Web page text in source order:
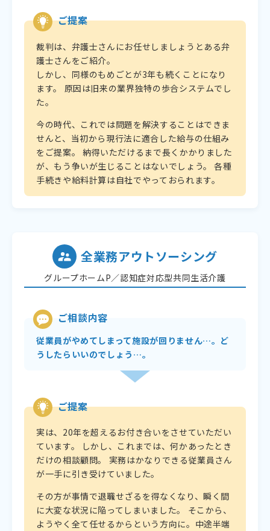
ご提案
裁判は、弁護士さんにお任せしましょうとある弁
護士さんをご紹介。
しかし、同様のもめごとが3年も続くことになり
ます。 原因は旧来の業界独特の歩合システムでし
た。
今の時代、これでは問題を解決することはできま
せんと、当初から現行法に適合した給与の仕組み
をご提案。 納得いただけるまで長くかかりました
が、もう争いが生じることはないでしょう。 各種
手続きや給料計算は自社でやっておられます。
全業務アウトソーシング
グループホームP／認知症対応型共同生活介護
ご相談内容
従業員がやめてしまって施設が回りません…。ど
うしたらいいのでしょう…。
ご提案
実は、20年を超えるお付き合いをさせていただい
ています。 しかし、これまでは、何かあったとき
だけの相談顧問。 実務はかなりできる従業員さん
が一手に引き受けていました。
その方が事情で退職せざるを得なくなり、瞬く間
に大変な状況に陥ってしまいました。 そこから、
ようやく全て任せるからという方向に。中途半端